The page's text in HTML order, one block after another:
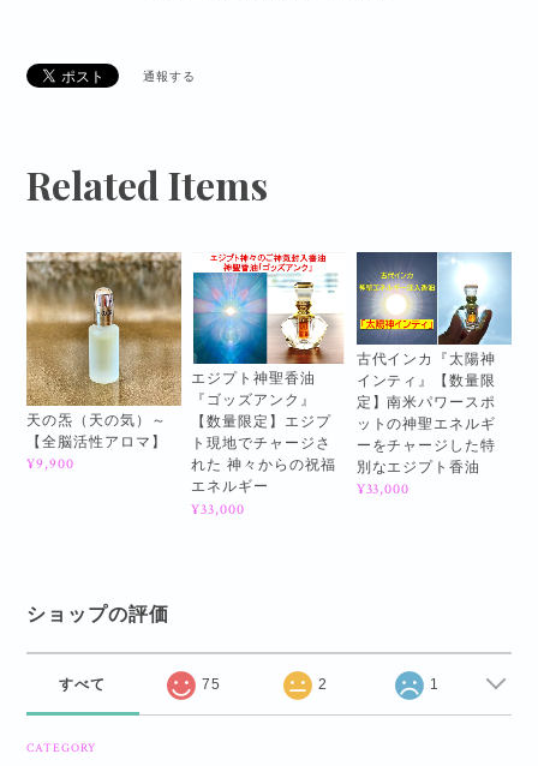
通報する
Related Items
天の炁（天の気）～
【全脳活性アロマ】
¥9,900
エジプト神聖香油
『ゴッズアンク』
【数量限定】エジプ
ト現地でチャージさ
れた 神々からの祝福
エネルギー
¥33,000
古代インカ『太陽神
インティ』【数量限
定】南米パワースポ
ットの神聖エネルギ
ーをチャージした特
別なエジプト香油
¥33,000
ショップの評価
すべて 75 2 1
CATEGORY